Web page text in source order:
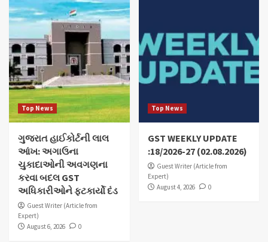
Top News
ગુજરાત હાઈકોર્ટની લાલ
આંખ: અગાઉના
ચુકાદાઓની અવગણના
કરવા બદલ GST
અધિકારીઓને ફટકાર્યો દંડ
Guest Writer (Article from
Expert)
August 6, 2026
0
Top News
GST WEEKLY UPDATE
:18/2026-27 (02.08.2026)
Guest Writer (Article from
Expert)
August 4, 2026
0